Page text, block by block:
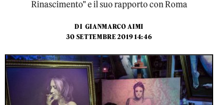
Rinascimento" e il suo rapporto con Roma
DI GIANMARCO AIMI
30 SETTEMBRE 2019 14:46